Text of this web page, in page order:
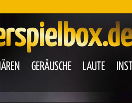
GERÄUSCHE LAUTE